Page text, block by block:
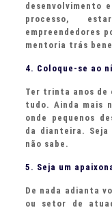
desenvolvimento
processo,
empreendedores
mentoria trás
4. Coloque-se ao
Ter trinta anos de
tudo. Ainda mais
onde pequenos
da dianteira.
não sabe.
5. Seja um
De nada adianta
ou setor de